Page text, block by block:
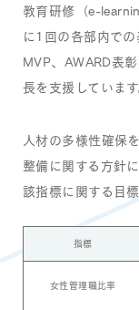
教育研修（e-
に1回の各部内で
MVP、AWARD表
長を支援しています
人材の多様性確保
整備に関する方針
該指標に関する目
指標
女性管理職比率